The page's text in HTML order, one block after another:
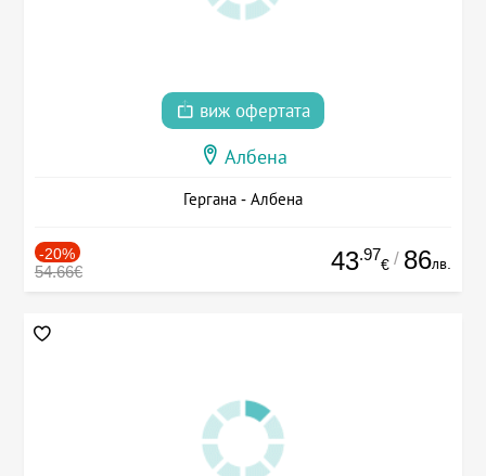
виж офертата
Албена
Гергана - Албена
-20%
54.66€ 43.97
€ / 86лв.